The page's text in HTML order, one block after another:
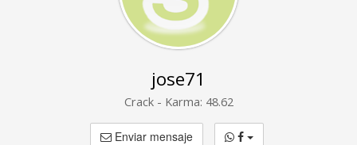
jose71
Crack - Karma: 48.62
Enviar mensaje